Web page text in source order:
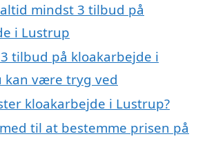
mindst 3 tilbud på
i Lustrup
tilbud på kloakarbejde i
kan være tryg ved
kloakarbejde i Lustrup?
til at bestemme prisen på